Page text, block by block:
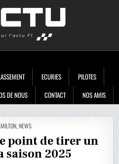
ECURIES
PILOTES
DE NOUS CONTACT NOS AMIS
,NEWS
point de tirer un
2025